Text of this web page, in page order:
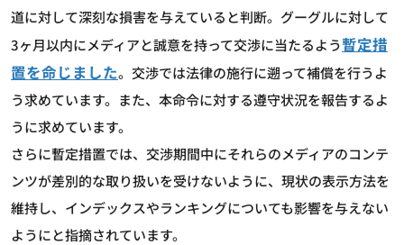
道に対して深刻な損害を与えていると判断。グーグルに対して
3ヶ月以内にメディアと誠意を持って交渉に当たるよう暫定措
置を命じました。交渉では法律の施行に遡って補償を行うよ
う求めています。また、本命令に対する遵守状況を報告するよ
うに求めています。
さらに暫定措置では、交渉期間中にそれらのメディアのコンテ
ンツが差別的な取り扱いを受けないように、現状の表示方法を
維持し、インデックスやランキングについても影響を与えない
ようにと指摘されています。